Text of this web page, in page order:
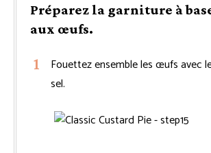
Préparez la garniture à
aux œufs.
Fouettez ensemble les œufs avec
sel.